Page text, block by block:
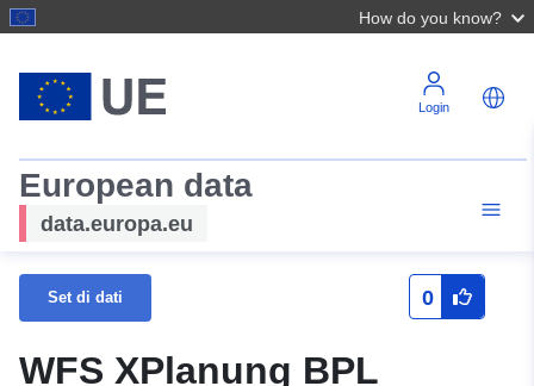
How do you know?
Login
European data
data.europa.eu
Set di dati 0
WFS XPlanung BPL